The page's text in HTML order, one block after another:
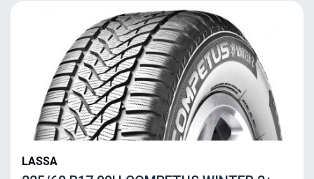
LASSA